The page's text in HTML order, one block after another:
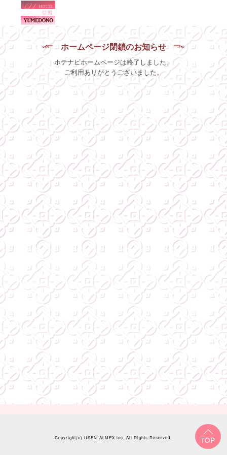
ホームページ閉鎖のお知らせ
ホテナビホームページは終了しました。
ご利用ありがとうございました。
Copyright(c)USEN-ALMEX inc, All Rights Reserved.